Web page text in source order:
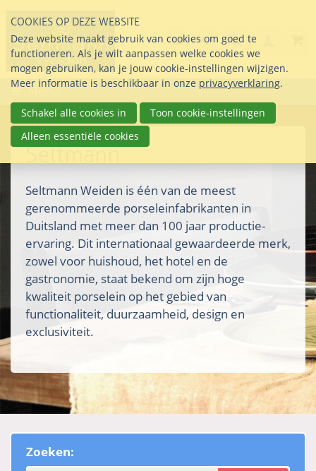
links
over
Direct
naar
inhoud
Direct
naar
het
info@seltmann-
Stel uw vraag
085 76 07 000
Search
Menu
Seltmann
Seltmann Weiden is één van de meest
gerenommeerde porseleinfabrikanten in
Duitsland met meer dan 100 jaar productie-
ervaring. Dit internationaal gewaardeerde merk,
zowel voor huishoud, het hotel en de
gastronomie, staat bekend om zijn hoge
kwaliteit porselein op het gebied van
functionaliteit, duurzaamheid, design en
exclusiviteit.
Zoeken:
COOKIES OP DEZE WEBSITE
Deze website maakt gebruik van cookies om goed te
functioneren. Als je wilt aanpassen welke cookies we
mogen gebruiken, kan je jouw cookie-instellingen wijzigen.
Meer informatie is beschikbaar in onze privacyverklaring.
Schakel alle cookies in
Toon cookie-instellingen
Alleen essentiële cookies